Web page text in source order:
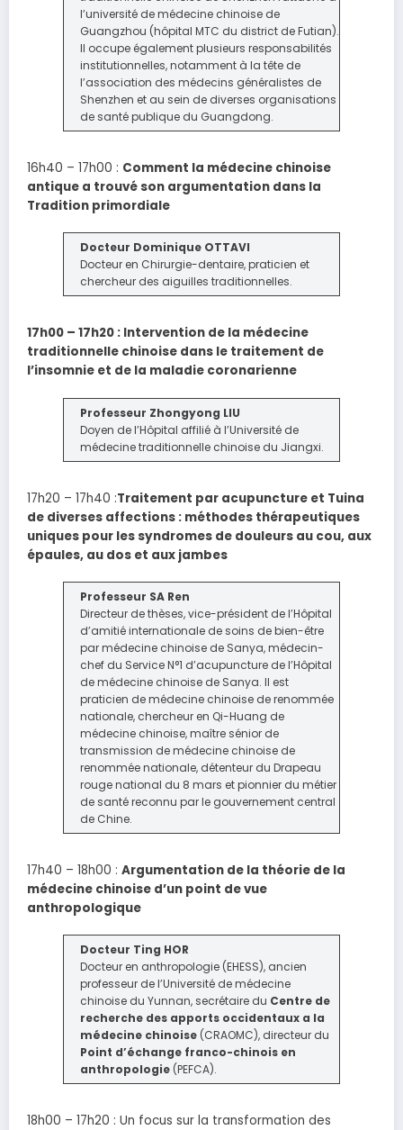
l’université de médecine chinoise de
Guangzhou (hôpital MTC du district de Futian).
Il occupe également plusieurs responsabilités
institutionnelles, notamment à la tête de
l’association des médecins généralistes de
Shenzhen et au sein de diverses organisations
de santé publique du Guangdong.
16h40 – 17h00 : Comment la médecine chinoise
antique a trouvé son argumentation dans la
Tradition primordiale
Docteur Dominique OTTAVI
Docteur en Chirurgie-dentaire, praticien et
chercheur des aiguilles traditionnelles.
17h00 – 17h20 : Intervention de la médecine
traditionnelle chinoise dans le traitement de
l’insomnie et de la maladie coronarienne
Professeur Zhongyong LIU
Doyen de l’Hôpital affilié à l’Université de
médecine traditionnelle chinoise du Jiangxi.
17h20 – 17h40 :Traitement par acupuncture et Tuina
de diverses affections : méthodes thérapeutiques
uniques pour les syndromes de douleurs au cou, aux
épaules, au dos et aux jambes
Professeur SA Ren
Directeur de thèses, vice-président de l’Hôpital
d’amitié internationale de soins de bien-être
par médecine chinoise de Sanya, médecin-
chef du Service N°1 d’acupuncture de l’Hôpital
de médecine chinoise de Sanya. Il est
praticien de médecine chinoise de renommée
nationale, chercheur en Qi-Huang de
médecine chinoise, maître sénior de
transmission de médecine chinoise de
renommée nationale, détenteur du Drapeau
rouge national du 8 mars et pionnier du métier
de santé reconnu par le gouvernement central
de Chine.
17h40 – 18h00 : Argumentation de la théorie de la
médecine chinoise d’un point de vue
anthropologique
Docteur Ting HOR
Docteur en anthropologie (EHESS), ancien
professeur de l’Université de médecine
chinoise du Yunnan, secrétaire du Centre de
recherche des apports occidentaux a la
médecine chinoise (CRAOMC), directeur du
Point d’échange franco-chinois en
anthropologie (PEFCA).
18h00 – 17h20 : Un focus sur la transformation des